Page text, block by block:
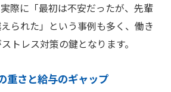
際に「最初は不安だったが、先輩
られた」という事例も多く、働き
トレス対策の鍵となります。
重さと給与のギャップ